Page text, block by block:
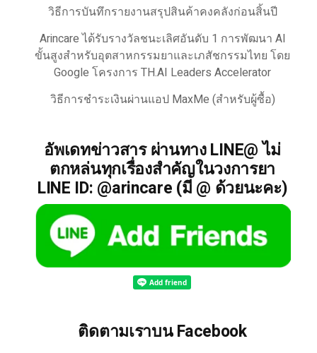
วิธีการบันทึกรายงานสรุปสินค้าคงคลังก่อนสิ้นปี
Arincare ได้รับรางวัลชนะเลิศอันดับ 1 การพัฒนา AI
ขั้นสูงสำหรับอุตสาหกรรมยาและเภสัชกรรมไทย โดย
Google โครงการ TH.AI Leaders Accelerator
วิธีการชำระเงินผ่านแอป MaxMe (สำหรับผู้ซื้อ)
อัพเดทข่าวสาร ผ่านทาง LINE@ ไม่
ตกหล่นทุกเรื่องสำคัญในวงการยา
LINE ID: @arincare (มี @ ด้วยนะคะ)
ติดตามเราบน Facebook